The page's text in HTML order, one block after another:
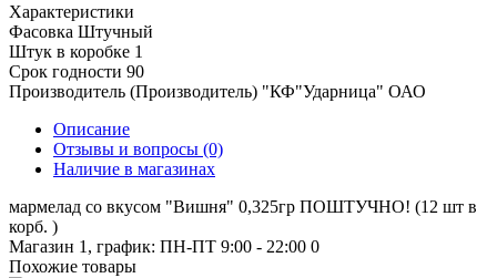
Характеристики
Фасовка Штучный
Штук в коробке 1
Срок годности 90
Производитель (Производитель) "КФ"Ударница" ОАО
Описание
Отзывы и вопросы (0)
Наличие в магазинах
мармелад со вкусом "Вишня" 0,325гр ПОШТУЧНО! (12 шт в
корб. )
Магазин 1, график: ПН-ПТ 9:00 - 22:00 0
Похожие товары